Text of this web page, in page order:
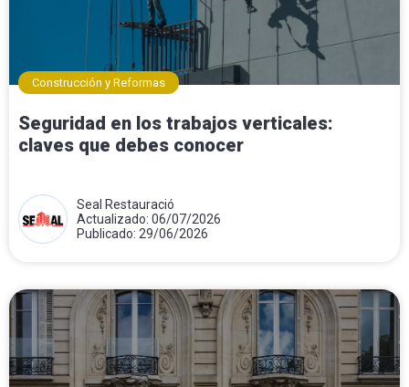
Construcción y Reformas
Seguridad en los trabajos verticales:
claves que debes conocer
Seal Restauració
Actualizado: 06/07/2026
Publicado: 29/06/2026